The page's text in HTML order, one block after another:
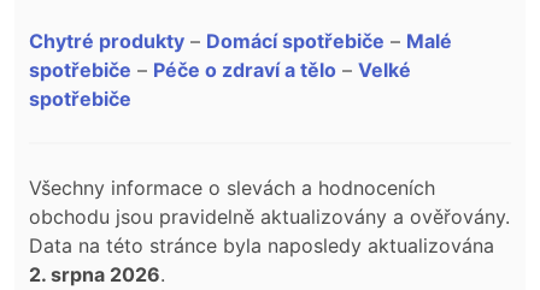
Chytré produkty – Domácí spotřebiče – Malé
spotřebiče – Péče o zdraví a tělo – Velké
spotřebiče
Všechny informace o slevách a hodnoceních
obchodu jsou pravidelně aktualizovány a ověřovány.
Data na této stránce byla naposledy aktualizována
2. srpna 2026.